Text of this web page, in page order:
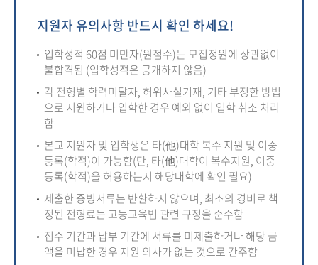
지원자 유의사항 반드시 확인 하세요!
입학성적 60점 미만자(원점수)는 모집정원에 상관없이
불합격됨 (입학성적은 공개하지 않음)
각 전형별 학력미달자, 허위사실기재, 기타 부정한 방법
으로 지원하거나 입학한 경우 예외 없이 입학 취소 처리
함
본교 지원자 및 입학생은 타(他)대학 복수 지원 및 이중
등록(학적)이 가능함(단, 타(他)대학이 복수지원, 이중
등록(학적)을 허용하는지 해당대학에 확인 필요)
제출한 증빙서류는 반환하지 않으며, 최소의 경비로 책
정된 전형료는 고등교육법 관련 규정을 준수함
접수 기간과 납부 기간에 서류를 미제출하거나 해당 금
액을 미납한 경우 지원 의사가 없는 것으로 간주함